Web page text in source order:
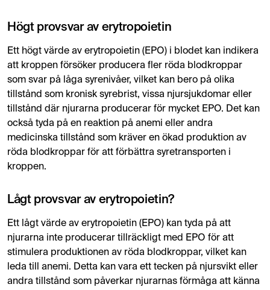
Högt provsvar av erytropoietin
Ett högt värde av erytropoietin (EPO) i blodet kan indikera
att kroppen försöker producera fler röda blodkroppar
som svar på låga syrenivåer, vilket kan bero på olika
tillstånd som kronisk syrebrist, vissa njursjukdomar eller
tillstånd där njurarna producerar för mycket EPO. Det kan
också tyda på en reaktion på anemi eller andra
medicinska tillstånd som kräver en ökad produktion av
röda blodkroppar för att förbättra syretransporten i
kroppen.
Lågt provsvar av erytropoietin?
Ett lågt värde av erytropoietin (EPO) kan tyda på att
njurarna inte producerar tillräckligt med EPO för att
stimulera produktionen av röda blodkroppar, vilket kan
leda till anemi. Detta kan vara ett tecken på njursvikt eller
andra tillstånd som påverkar njurarnas förmåga att känna